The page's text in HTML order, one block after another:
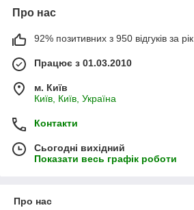
Про нас
92% позитивних з 950 відгуків за рік
Працює з 01.03.2010
м. Київ
Київ, Київ, Україна
Контакти
Сьогодні вихідний
Показати весь графік роботи
Про нас